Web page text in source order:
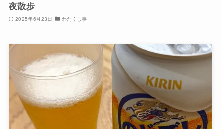
夜散歩
2025年6月23日 わたくし事